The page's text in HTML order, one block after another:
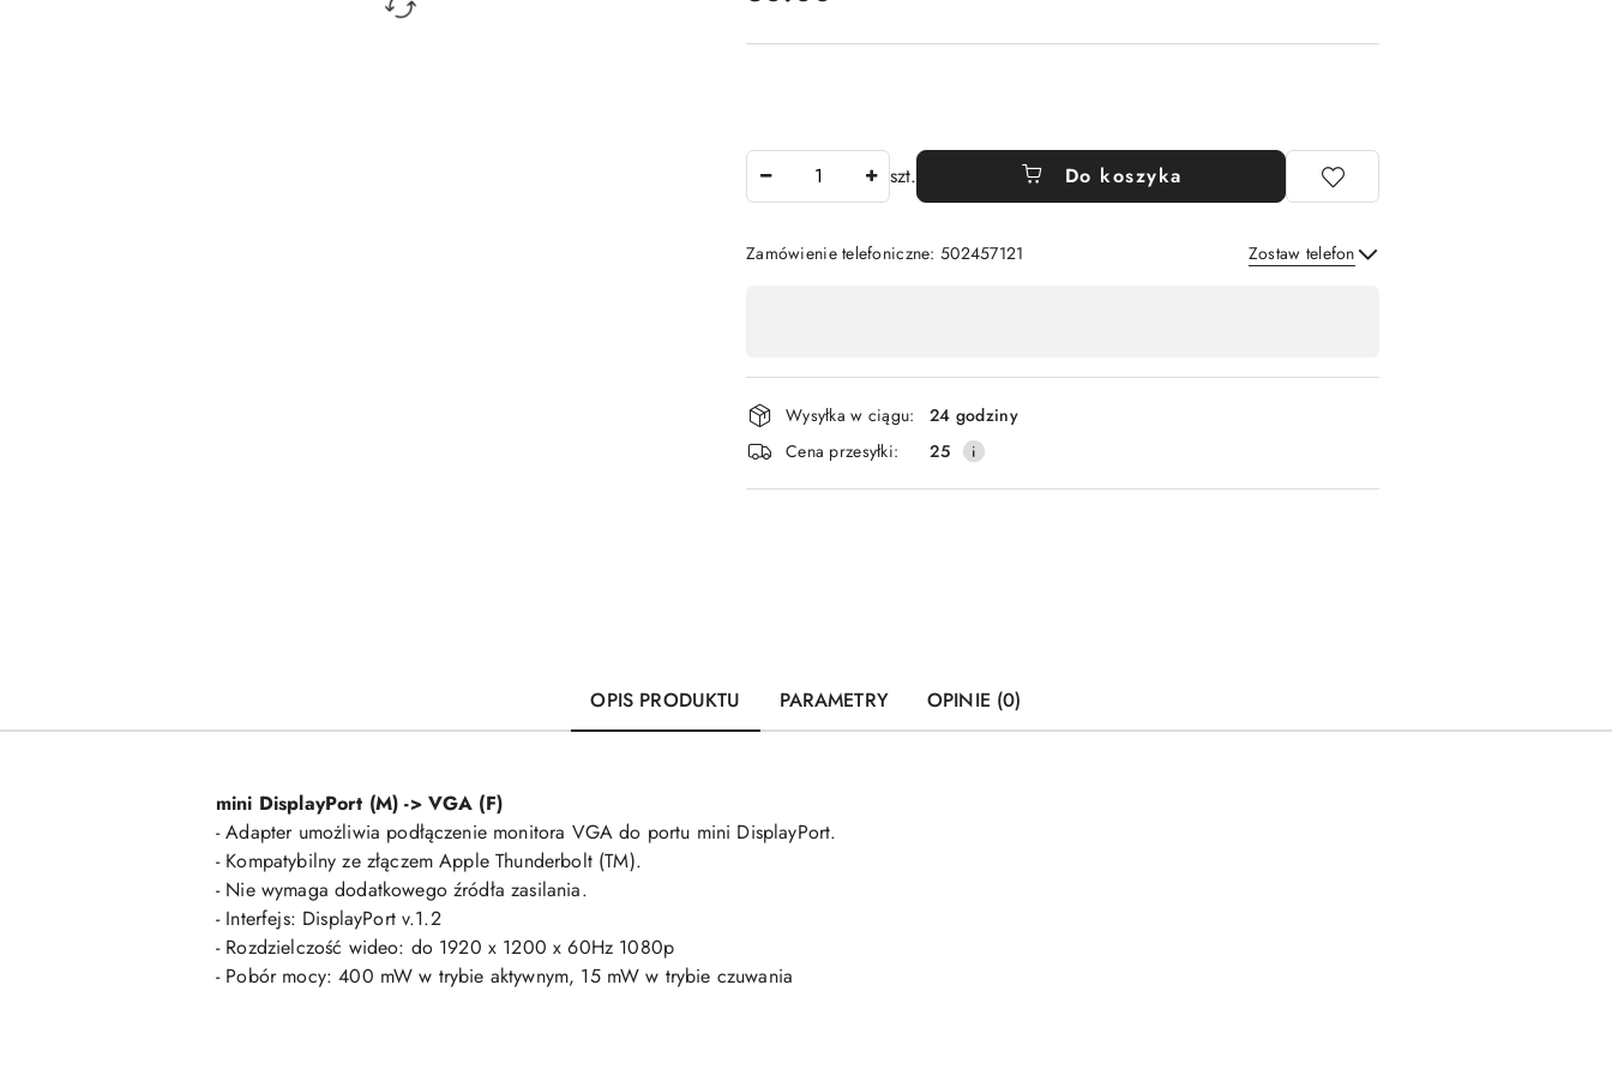
szt. Do koszyka
Zamówienie telefoniczne: 502457121 Zostaw telefon
płatność
i
dostawa
Wysyłka w ciągu:
24 godziny
Cena przesyłki:
25
OPIS PRODUKTU PARAMETRY OPINIE (0)
mini DisplayPort (M) -> VGA (F)
- Adapter umożliwia podłączenie monitora VGA do portu mini DisplayPort.
- Kompatybilny ze złączem Apple Thunderbolt (TM).
- Nie wymaga dodatkowego źródła zasilania.
- Interfejs: DisplayPort v.1.2
- Rozdzielczość wideo: do 1920 x 1200 x 60Hz 1080p
- Pobór mocy: 400 mW w trybie aktywnym, 15 mW w trybie czuwania